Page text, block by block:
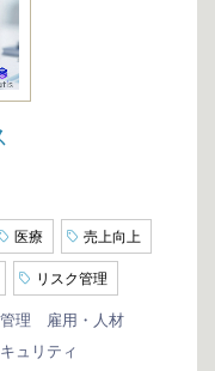
医療 売上向上
リスク管理
理
雇用・人材
ュリティ